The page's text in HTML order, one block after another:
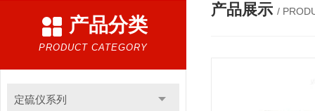
产品分类
PRODUCT CATEGORY
定硫仪系列
产品展示 /